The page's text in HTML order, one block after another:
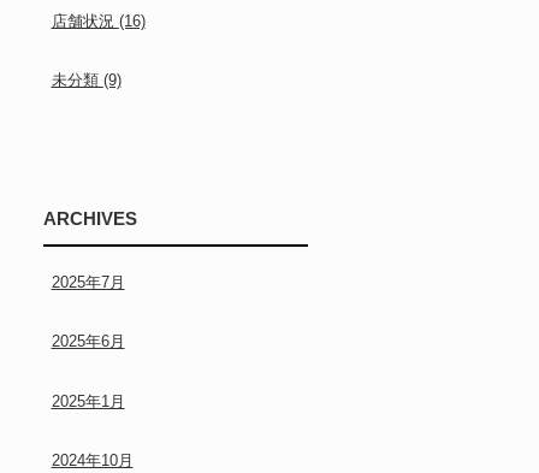
店舗状況 (16)
未分類 (9)
ARCHIVES
2025年7月
2025年6月
2025年1月
2024年10月